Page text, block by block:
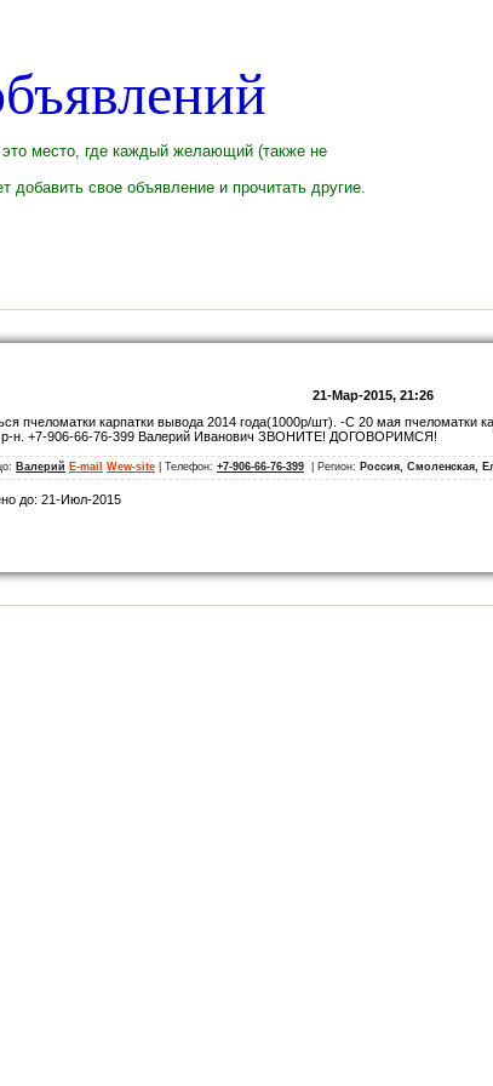
место, где каждый желающий (также не
добавить свое объявление и прочитать другие.
21-Мар-2015, 21:26
пчеломатки карпатки вывода 2014 года(1000р/шт). -С 20 мая пчеломатки
р-н. +7-906-66-76-399 Валерий Иванович ЗВОНИТЕ! ДОГОВОРИМСЯ!
Валерий E-mail Wew-site | Телефон: +7-906-66-76-399 | Регион: Россия, Смоленская,
до: 21-Июл-2015